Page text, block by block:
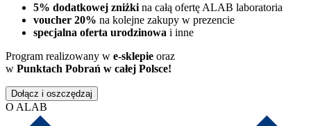
5% dodatkowej zniżki na całą ofertę ALAB laboratoria
voucher 20% na kolejne zakupy w prezencie
specjalna oferta urodzinowa i inne
Program realizowany w e-sklepie oraz
w Punktach Pobrań w całej Polsce!
Dołącz i oszczędzaj
O ALAB